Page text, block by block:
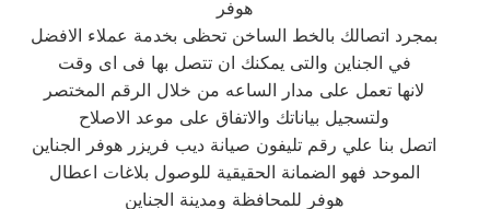
هوفر
بمجرد اتصالك بالخط الساخن تحظى بخدمة عملاء الافضل
في الجناين والتى يمكنك ان تتصل بها فى اى وقت
لانها تعمل على مدار الساعه من خلال الرقم المختصر
ولتسجيل بياناتك والاتفاق على موعد الاصلاح
اتصل بنا علي رقم تليفون صيانة ديب فريزر هوفر الجناين
الموحد فهو الضمانة الحقيقية للوصول بلاغات اعطال
هوفر للمحافظة ومدينة الجناين